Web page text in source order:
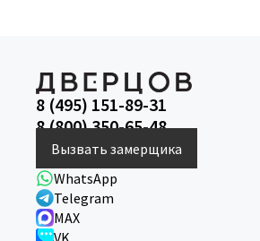
8 (495) 151-89-31
8 (800) 350-65-48
Вызвать замерщика
WhatsApp
Telegram
MAX
VK